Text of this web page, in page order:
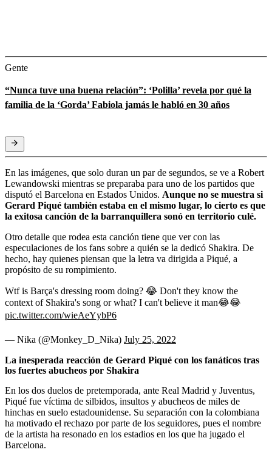
Gente
“Nunca tuve una buena relación”: ‘Polilla’ revela por qué la
familia de la ‘Gorda’ Fabiola jamás le habló en 30 años
En las imágenes, que solo duran un par de segundos, se ve a Robert
Lewandowski mientras se preparaba para uno de los partidos que
disputó el Barcelona en Estados Unidos. Aunque no se muestra si
Gerard Piqué también estaba en el mismo lugar, lo cierto es que
la exitosa canción de la barranquillera sonó en territorio culé.
Otro detalle que rodea esta canción tiene que ver con las
especulaciones de los fans sobre a quién se la dedicó Shakira. De
hecho, hay quienes piensan que la letra va dirigida a Piqué, a
propósito de su rompimiento.
Wtf is Barça's dressing room doing? 😂 Don't they know the
context of Shakira's song or what? I can't believe it man😂😂
pic.twitter.com/wieAeYybP6
— Nika (@Monkey_D_Nika) July 25, 2022
La inesperada reacción de Gerard Piqué con los fanáticos tras
los fuertes abucheos por Shakira
En los dos duelos de pretemporada, ante Real Madrid y Juventus,
Piqué fue víctima de silbidos, insultos y abucheos de miles de
hinchas en suelo estadounidense. Su separación con la colombiana
ha motivado el rechazo por parte de los seguidores, pues el nombre
de la artista ha resonado en los estadios en los que ha jugado el
Barcelona.